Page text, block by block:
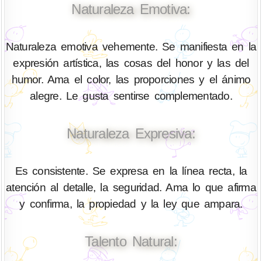
Naturaleza Emotiva:
Naturaleza emotiva vehemente. Se manifiesta en la
expresión artística, las cosas del honor y las del
humor. Ama el color, las proporciones y el ánimo
alegre. Le gusta sentirse complementado.
Naturaleza Expresiva:
Es consistente. Se expresa en la línea recta, la
atención al detalle, la seguridad. Ama lo que afirma
y confirma, la propiedad y la ley que ampara.
Talento Natural: